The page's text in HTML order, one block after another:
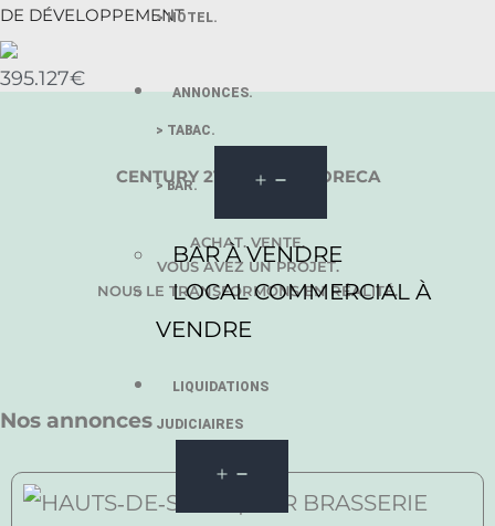
> HÔTEL.
ANNONCES.
> TABAC.
> BAR.
BAR À VENDRE
LOCAL COMMERCIAL À
VENDRE
LIQUIDATIONS
JUDICIAIRES
DE DÉVELOPPEMENT
395.127€
CENTURY 21 GROUPE HORECA
ACHAT. VENTE.
VOUS AVEZ UN PROJET.
NOUS LE TRANSFORMONS EN RÉALITÉ.
Nos annonces